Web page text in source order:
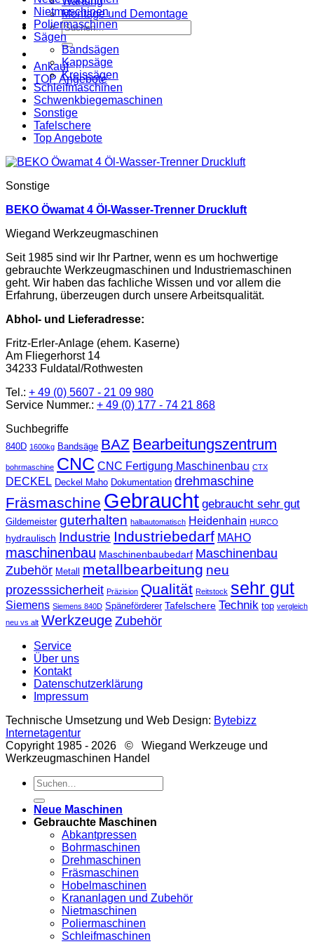
Montage und Demontage
Suche
nach:
Ankauf
TOP Angebote
Nietmaschinen
Poliermaschinen
Sägen
Bandsägen
Kappsäge
Kreissägen
Schleifmaschinen
Schwenkbiegemaschinen
Sonstige
Tafelschere
Top Angebote
Sonstige
BEKO Öwamat 4 Öl-Wasser-Trenner Druckluft
Wiegand Werkzeugmaschinen
Seit 1985 sind wir Ihr Partner, wenn es um hochwertige
gebrauchte Werkzeugmaschinen und Industriemaschinen
geht. Wir haben das fachliche Wissen und vor allem die
Erfahrung, überzeugen durch unsere Arbeitsqualität.
Abhol- und Lieferadresse:
Fritz-Erler-Anlage (ehem. Kaserne)
Am Fliegerhorst 14
34233 Fuldatal/Rothwesten
Tel.: + 49 (0) 5607 - 21 09 980
Service Nummer.: + 49 (0) 177 - 74 21 868
Suchbegriffe
840D 1600kg Bandsäge BAZ Bearbeitungszentrum
bohrmaschine CNC CNC Fertigung Maschinenbau CTX
DECKEL Deckel Maho Dokumentation drehmaschine
Fräsmaschine Gebraucht gebraucht sehr gut
Gildemeister guterhalten halbautomatisch Heidenhain HURCO
hydraulisch Industrie Industriebedarf MAHO
maschinenbau Maschinenbaubedarf Maschinenbau
Zubehör Metall metallbearbeitung neu
prozesssicherheit Präzision Qualität Reitstock sehr gut
Siemens Siemens 840D Späneförderer Tafelschere Technik top vergleich
neu vs alt Werkzeuge Zubehör
Service
Über uns
Kontakt
Datenschutzerklärung
Impressum
Technische Umsetzung und Web Design: Bytebizz
Internetagentur
Copyright 1985 - 2026 © Wiegand Werkzeuge und
Werkzeugmaschinen Handel
Suche
nach:
Neue Maschinen
Gebrauchte Maschinen
Abkantpressen
Bohrmaschinen
Drehmaschinen
Fräsmaschinen
Hobelmaschinen
Krananlagen und Zubehör
Nietmaschinen
Poliermaschinen
Schleifmaschinen